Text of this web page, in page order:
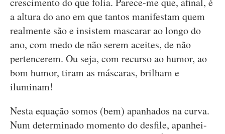
a altura do ano em que tantos manifestam quem
realmente são e insistem mascarar ao longo do
ano, com medo de não serem aceites, de não
pertencerem. Ou seja, com recurso ao humor, ao
bom humor, tiram as máscaras, brilham e
iluminam!
Nesta equação somos (bem) apanhados na curva.
Num determinado momento do desfile, apanhei-